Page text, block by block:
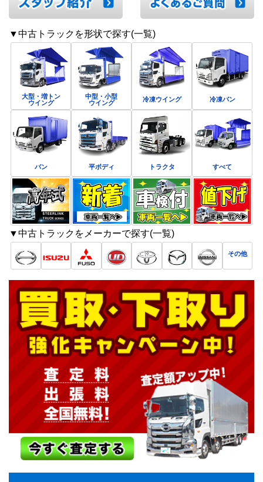
▼中古トラックを形状で探す(一覧)
大型・増トン
ウイング
中型・小型
ウイング
冷凍ウイング 冷凍バン
バン 平ボディ トラクタ すべて
▼中古トラックをメーカーで探す(一覧)
その他